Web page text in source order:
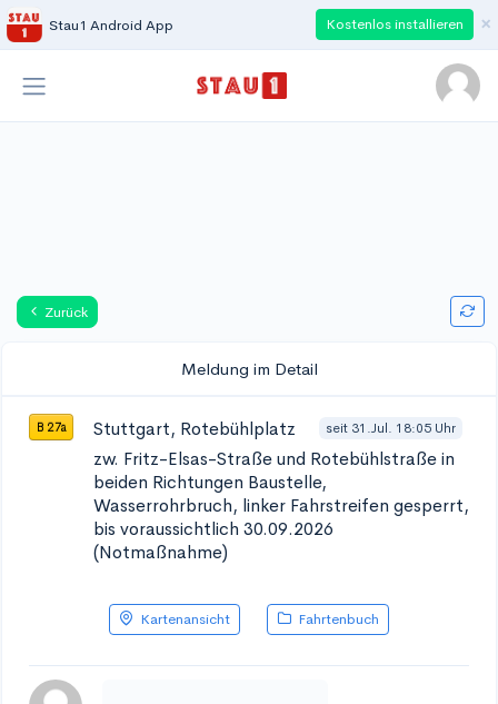
Stau1 Android App Kostenlos installieren ×
Zurück
Meldung im Detail
B 27a Stuttgart, Rotebühlplatz seit 31.Jul. 18:05 Uhr
zw. Fritz-Elsas-Straße und Rotebühlstraße in
beiden Richtungen Baustelle,
Wasserrohrbruch, linker Fahrstreifen gesperrt,
bis voraussichtlich 30.09.2026
(Notmaßnahme)
Kartenansicht Fahrtenbuch